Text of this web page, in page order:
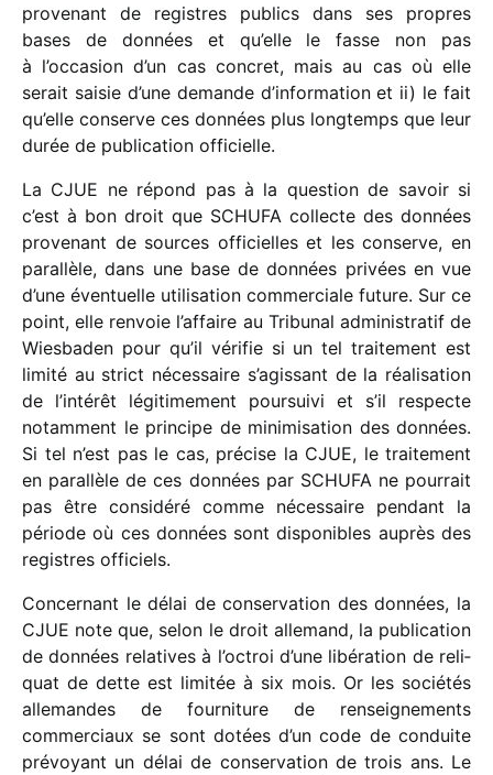
prove­nant de registres publics dans ses propres
bases de données et qu’elle le fasse non pas
à l’occasion d’un cas concret, mais au cas où elle
serait saisie d’une demande d’information et ii) le fait
qu’elle conserve ces données plus long­temps que leur
durée de publi­ca­tion offi­cielle.
La CJUE ne répond pas à la ques­tion de savoir si
c’est à bon droit que SCHUFA collecte des données
prove­nant de sources offi­cielles et les conserve, en
paral­lèle, dans une base de données privées en vue
d’une éven­tuelle utili­sa­tion commer­ciale future. Sur ce
point, elle renvoie l’affaire au Tribunal admi­nis­tra­tif de
Wiesbaden pour qu’il véri­fie si un tel trai­te­ment est
limité au strict néces­saire s’agissant de la réali­sa­tion
de l’intérêt légi­ti­me­ment pour­suivi et s’il respecte
notam­ment le prin­cipe de mini­mi­sa­tion des données.
Si tel n’est pas le cas, précise la CJUE, le trai­te­ment
en paral­lèle de ces données par SCHUFA ne pour­rait
pas être consi­déré comme néces­saire pendant la
période où ces données sont dispo­nibles auprès des
registres offi­ciels.
Concernant le délai de conser­va­tion des données, la
CJUE note que, selon le droit alle­mand, la publi­ca­tion
de données rela­tives à l’octroi d’une libé­ra­tion de reli­
quat de dette est limi­tée à six mois. Or les socié­tés
alle­mandes de four­ni­ture de rensei­gne­ments
commer­ciaux se sont dotées d’un code de conduite
prévoyant un délai de conser­va­tion de trois ans. Le